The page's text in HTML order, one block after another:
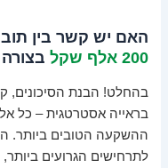
האם יש קשר בין
200 אלף שקל
בהחלט! הבנת הסיכונים,
בראייה אסטרטגית – כל
ההשקעה הטובים ביותר.
לתרחישים הגרועים